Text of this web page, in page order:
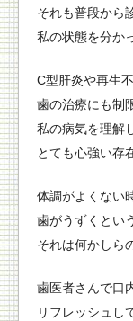
それも普段から
私の状態を分か
C型肝炎や再生
歯の治療にも制
私の病気を理解
とても心強い存
体調がよくない
歯がうずくとい
それは何かしら
歯医者さんで口
リフレッシュし